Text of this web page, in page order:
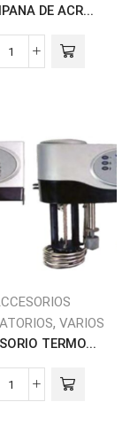
DE ACR...
, VARIOS
TERMO...